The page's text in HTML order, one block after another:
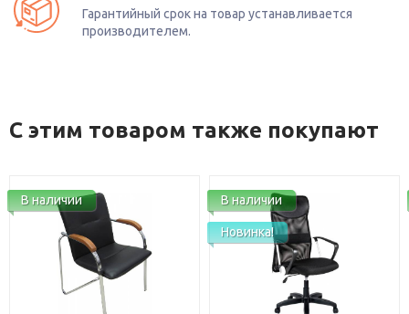
Гарантийный срок на товар устанавливается
производителем.
С этим товаром также покупают
В наличии
Новинка!
В наличии